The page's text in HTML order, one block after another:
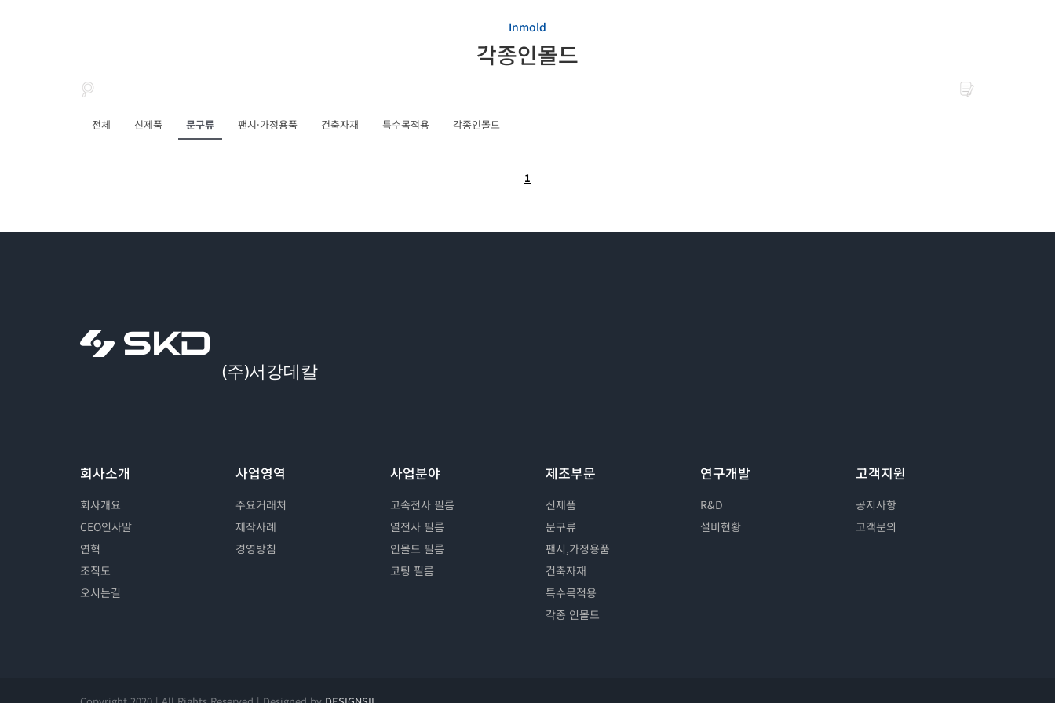
Inmold
각종인몰드
전체 신제품 문구류 팬시·가정용품 건축자재 특수목적용 각종인몰드
1
(주)서강데칼
회사소개
회사개요
CEO인사말
연혁
조직도
오시는길
사업영역
주요거래처
제작사례
경영방침
사업분야
고속전사 필름
열전사 필름
인몰드 필름
코팅 필름
제조부문
신제품
문구류
팬시,가정용품
건축자재
특수목적용
각종 인몰드
연구개발
R&D
설비현황
고객지원
공지사항
고객문의